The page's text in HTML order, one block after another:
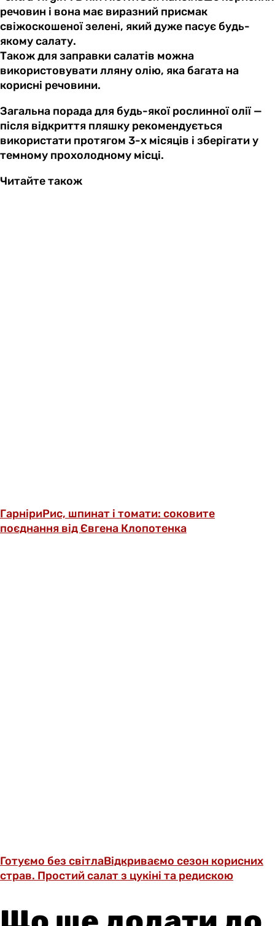
речовин і вона має виразний присмак
свіжоскошеної зелені, який дуже пасує будь-
якому салату.
Також для заправки салатів можна
використовувати лляну олію, яка багата на
корисні речовини.
Загальна порада для будь-якої рослинної олії —
після відкриття пляшку рекомендується
використати протягом 3-х місяців і зберігати у
темному прохолодному місці.
Читайте також
ГарніриРис, шпинат і томати: соковите
поєднання від Євгена Клопотенка
Готуємо без світлаВідкриваємо сезон корисних
страв. Простий салат з цукіні та редискою